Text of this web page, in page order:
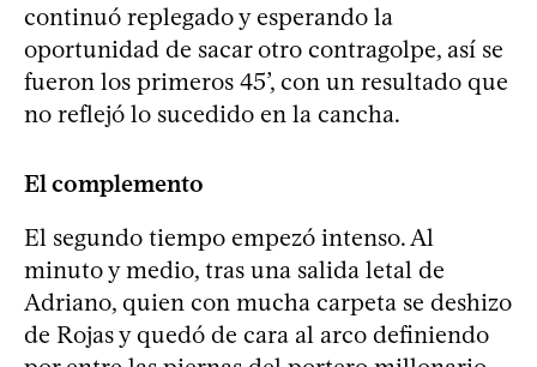
continuó replegado y esperando la
oportunidad de sacar otro contragolpe, así se
fueron los primeros 45’, con un resultado que
no reflejó lo sucedido en la cancha.
El complemento
El segundo tiempo empezó intenso. Al
minuto y medio, tras una salida letal de
Adriano, quien con mucha carpeta se deshizo
de Rojas y quedó de cara al arco definiendo